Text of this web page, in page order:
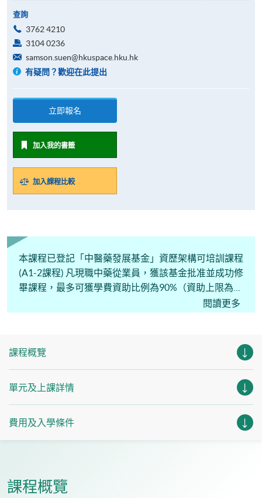
查詢
3762 4210
3104 0236
samson.suen@hkuspace.hku.hk
有疑問？歡迎在此提出
立即報名
加入我的書籤
加入課程比較
本課程已登記「中醫藥發展基金」資歷架構可培訓課程
(A1-2課程) 凡現職中藥從業員，獲該基金批准並成功修
畢課程，最多可獲學費資助比例為90%（資助上限為
閱讀更多
課程概覽
單元及上課詳情
費用及入學條件
課程概覽